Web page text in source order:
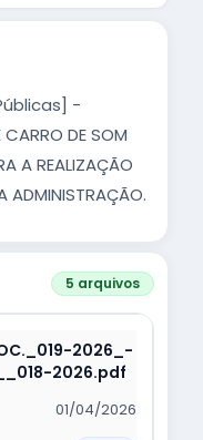
-
DE SOM
A REALIZAÇÃO
ADMINISTRAÇÃO.
5 arquivos
2026_-
2026.pdf
01/04/2026